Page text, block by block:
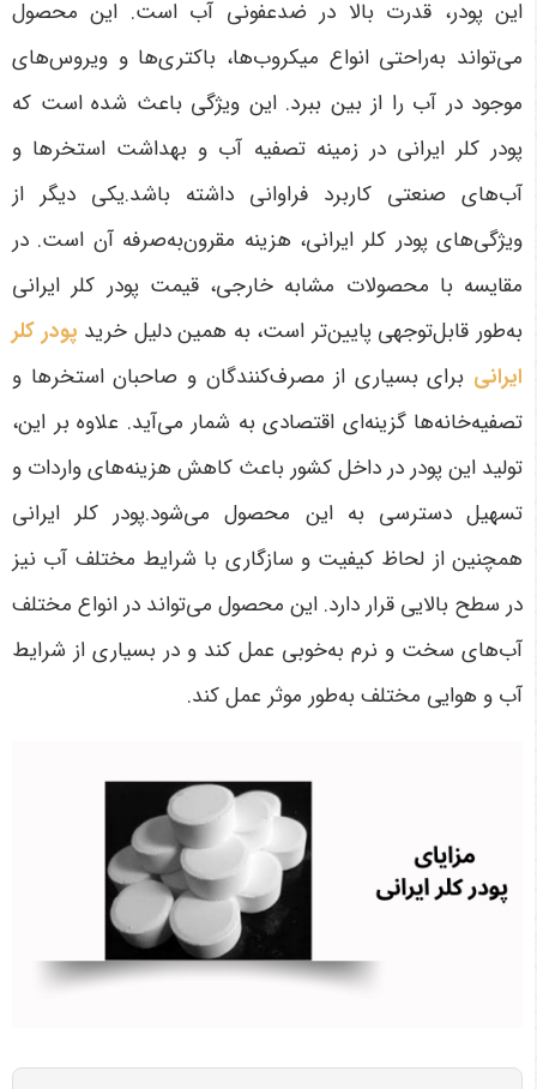
این پودر، قدرت بالا در ضدعفونی آب است. این محصول
می‌تواند به‌راحتی انواع میکروب‌ها، باکتری‌ها و ویروس‌های
موجود در آب را از بین ببرد. این ویژگی باعث شده است که
پودر کلر ایرانی در زمینه تصفیه آب و بهداشت استخرها و
آب‌های صنعتی کاربرد فراوانی داشته باشد.یکی دیگر از
ویژگی‌های پودر کلر ایرانی، هزینه مقرون‌به‌صرفه آن است. در
مقایسه با محصولات مشابه خارجی، قیمت پودر کلر ایرانی
به‌طور قابل‌توجهی پایین‌تر است، به همین دلیل خرید پودر کلر
ایرانی برای بسیاری از مصرف‌کنندگان و صاحبان استخرها و
تصفیه‌خانه‌ها گزینه‌ای اقتصادی به شمار می‌آید. علاوه بر این،
تولید این پودر در داخل کشور باعث کاهش هزینه‌های واردات و
تسهیل دسترسی به این محصول می‌شود.پودر کلر ایرانی
همچنین از لحاظ کیفیت و سازگاری با شرایط مختلف آب نیز
در سطح بالایی قرار دارد. این محصول می‌تواند در انواع مختلف
آب‌های سخت و نرم به‌خوبی عمل کند و در بسیاری از شرایط
آب و هوایی مختلف به‌طور موثر عمل کند.